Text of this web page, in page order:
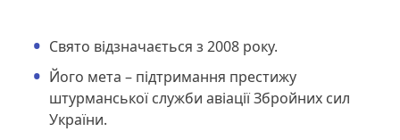
Свято відзначається з 2008 року.
Його мета – підтримання престижу
штурманської служби авіації Збройних сил
України.